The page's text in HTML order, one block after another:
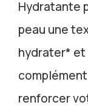
Hydratante
peau une
hydrater* et
renforcer